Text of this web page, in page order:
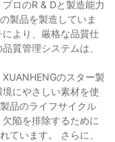
ロのR & Dと製造能力
製品を製造していま
より、厳格な品質仕
質管理システムは、
のスター製
にやさしい素材を使
品のライフサイクル
陥を排除するために
ています。 さらに、